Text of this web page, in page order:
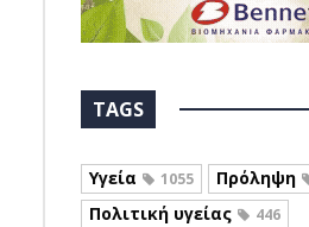
TAGS
Υγεία 1055 Πρόληψη
Πολιτική υγείας 446